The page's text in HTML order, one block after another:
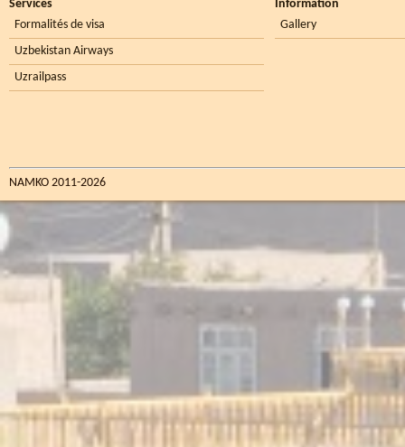
Services
Formalités de visa
Uzbekistan Airways
Uzrailpass
Information
Gallery
NAMKO 2011-2026